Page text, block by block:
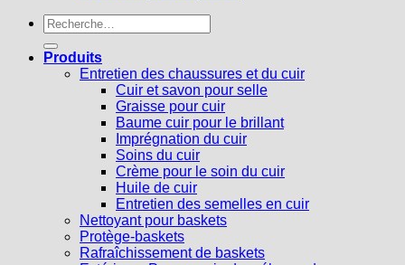
Recherche
pour :
Produits
Entretien des chaussures et du cuir
Cuir et savon pour selle
Graisse pour cuir
Baume cuir pour le brillant
Imprégnation du cuir
Soins du cuir
Crème pour le soin du cuir
Huile de cuir
Entretien des semelles en cuir
Nettoyant pour baskets
Protège-baskets
Rafraîchissement de baskets